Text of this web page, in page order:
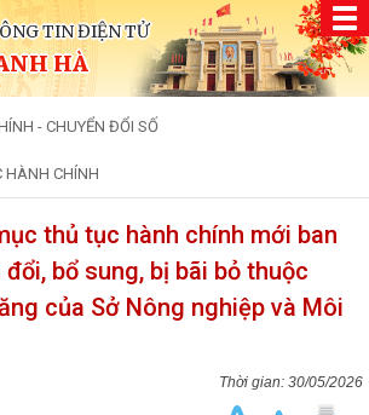
TIN ĐIỆN TỬ
HÀ
- CHUYỂN ĐỔI SỐ
HÀNH CHÍNH
thủ tục hành chính mới ban
bổ sung, bị bãi bỏ thuộc
của Sở Nông nghiệp và Môi
30/05/2026